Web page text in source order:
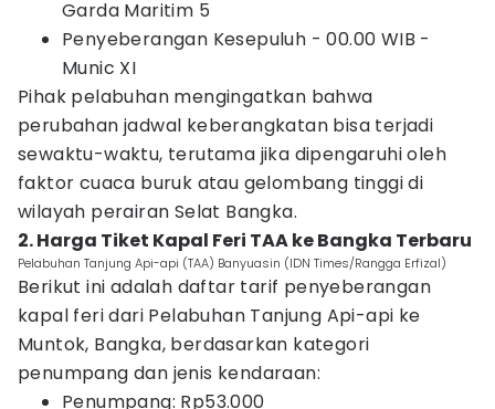
Garda Maritim 5
Penyeberangan Kesepuluh - 00.00 WIB -
Munic XI
Pihak pelabuhan mengingatkan bahwa
perubahan jadwal keberangkatan bisa terjadi
sewaktu-waktu, terutama jika dipengaruhi oleh
faktor cuaca buruk atau gelombang tinggi di
wilayah perairan Selat Bangka.
2. Harga Tiket Kapal Feri TAA ke Bangka Terbaru
Pelabuhan Tanjung Api-api (TAA) Banyuasin (IDN Times/Rangga Erfizal)
Berikut ini adalah daftar tarif penyeberangan
kapal feri dari Pelabuhan Tanjung Api-api ke
Muntok, Bangka, berdasarkan kategori
penumpang dan jenis kendaraan:
Penumpang: Rp53.000